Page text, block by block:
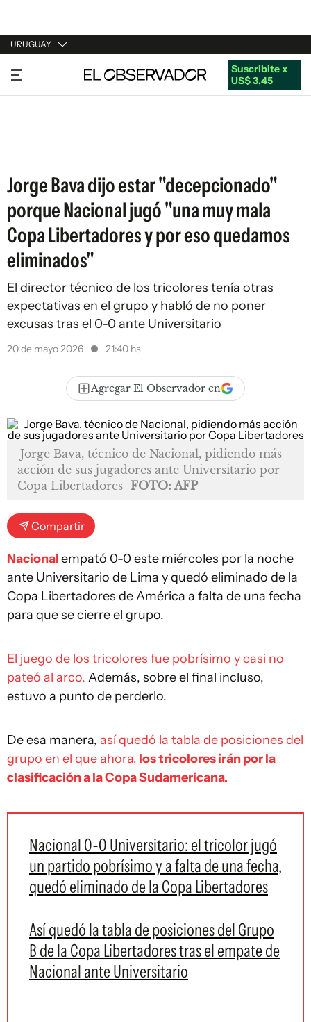
URUGUAY
URUGUAY
ARGENTINA
Suscribite x
US$ 3,45
Jorge Bava dijo estar "decepcionado"
porque Nacional jugó "una muy mala
Copa Libertadores y por eso quedamos
eliminados"
El director técnico de los tricolores tenía otras
expectativas en el grupo y habló de no poner
excusas tras el 0-0 ante Universitario
20 de mayo 2026 21:40 hs
Agregar El Observador en
Jorge Bava, técnico de Nacional, pidiendo más
acción de sus jugadores ante Universitario por
Copa Libertadores FOTO: AFP
Compartir
Nacionalempató 0-0 este miércoles por la noche
ante Universitario de Lima y quedó eliminado de la
Copa Libertadores de América a falta de una fecha
para que se cierre el grupo.
El juego de los tricolores fue pobrísimo y casi no
pateó al arco. Además, sobre el final incluso,
estuvo a punto de perderlo.
De esa manera, así quedó la tabla de posiciones del
grupo en el que ahora, los tricolores irán por la
clasificación a la Copa Sudamericana.
Nacional 0-0 Universitario: el tricolor jugó
un partido pobrísimo y a falta de una fecha,
quedó eliminado de la Copa Libertadores
Así quedó la tabla de posiciones del Grupo
B de la Copa Libertadores tras el empate de
Nacional ante Universitario